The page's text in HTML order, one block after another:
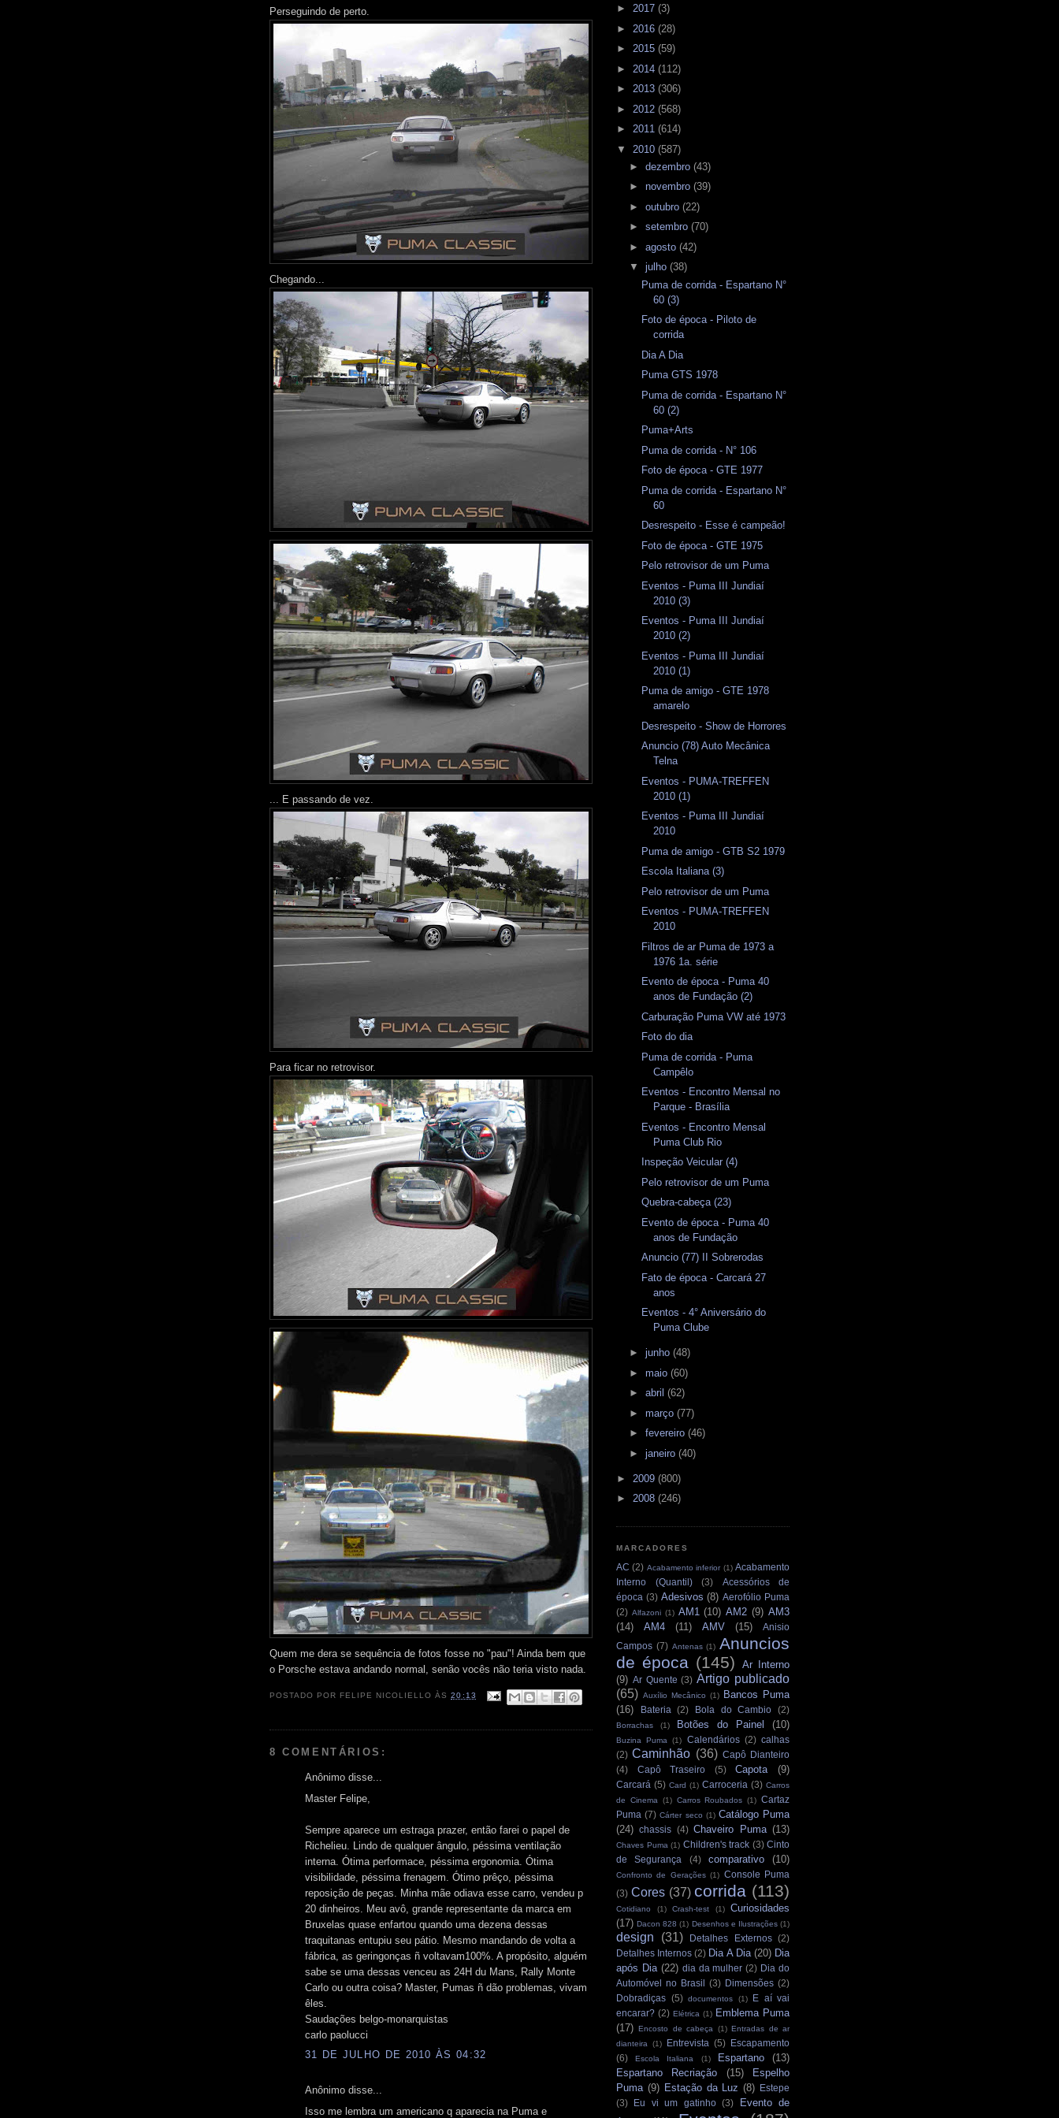
Perseguindo de perto.
Chegando...
... E passando de vez.
Para ficar no retrovisor.
Quem me dera se sequência de fotos fosse no "pau"! Ainda bem que
o Porsche estava andando normal, senão vocês não teria visto nada.
POSTADO POR FELIPE NICOLIELLO ÀS20:13
8 COMENTÁRIOS:
Anônimo disse...
Master Felipe,
Sempre aparece um estraga prazer, então farei o papel de
Richelieu. Lindo de qualquer ângulo, péssima ventilação
interna. Ótima performace, péssima ergonomia. Ótima
visibilidade, péssima frenagem. Ótimo prêço, péssima
reposição de peças. Minha mãe odiava esse carro, vendeu p
20 dinheiros. Meu avô, grande representante da marca em
Bruxelas quase enfartou quando uma dezena dessas
traquitanas entupiu seu pátio. Mesmo mandando de volta a
fábrica, as geringonças ñ voltavam100%. A propósito, alguém
sabe se uma dessas venceu as 24H du Mans, Rally Monte
Carlo ou outra coisa? Master, Pumas ñ dão problemas, vivam
êles.
Saudações belgo-monarquistas
carlo paolucci
31 DE JULHO DE 2010 ÀS 04:32
Anônimo disse...
Isso me lembra um americano q aparecia na Puma e
► 2017 (3)
► 2016 (28)
► 2015 (59)
► 2014 (112)
► 2013 (306)
► 2012 (568)
► 2011 (614)
▼ 2010 (587)
► dezembro (43)
► novembro (39)
► outubro (22)
► setembro (70)
► agosto (42)
▼ julho (38)
Puma de corrida - Espartano N°
60 (3)
Foto de época - Piloto de
corrida
Dia A Dia
Puma GTS 1978
Puma de corrida - Espartano N°
60 (2)
Puma+Arts
Puma de corrida - N° 106
Foto de época - GTE 1977
Puma de corrida - Espartano N°
60
Desrespeito - Esse é campeão!
Foto de época - GTE 1975
Pelo retrovisor de um Puma
Eventos - Puma III Jundiaí
2010 (3)
Eventos - Puma III Jundiaí
2010 (2)
Eventos - Puma III Jundiaí
2010 (1)
Puma de amigo - GTE 1978
amarelo
Desrespeito - Show de Horrores
Anuncio (78) Auto Mecânica
Telna
Eventos - PUMA-TREFFEN
2010 (1)
Eventos - Puma III Jundiaí
2010
Puma de amigo - GTB S2 1979
Escola Italiana (3)
Pelo retrovisor de um Puma
Eventos - PUMA-TREFFEN
2010
Filtros de ar Puma de 1973 a
1976 1a. série
Evento de época - Puma 40
anos de Fundação (2)
Carburação Puma VW até 1973
Foto do dia
Puma de corrida - Puma
Campêlo
Eventos - Encontro Mensal no
Parque - Brasília
Eventos - Encontro Mensal
Puma Club Rio
Inspeção Veicular (4)
Pelo retrovisor de um Puma
Quebra-cabeça (23)
Evento de época - Puma 40
anos de Fundação
Anuncio (77) II Sobrerodas
Fato de época - Carcará 27
anos
Eventos - 4° Aniversário do
Puma Clube
► junho (48)
► maio (60)
► abril (62)
► março (77)
► fevereiro (46)
► janeiro (40)
► 2009 (800)
► 2008 (246)
MARCADORES
AC (2) Acabamento inferior (1) Acabamento
Interno (Quantil)
(3)
Acessórios de
época (3) Adesivos (8) Aerofólio Puma
(2) Alfazoni (1) AM1 (10) AM2 (9) AM3
(14)
AM4 (11) AMV (15)
Anisio
Campos (7) Antenas (1) Anuncios
de época (145)
Ar Interno
(9) Ar Quente (3) Artigo publicado
(65) Auxílio Mecânico (1)
Bancos Puma
(16)
Bateria (2) Bola do Cambio (2)
Borrachas (1) Botões do Painel (10)
Buzina Puma (1) Calendários (2) calhas
(2) Caminhão (36) Capô Dianteiro
(4)
Capô Traseiro (5) Capota (9)
Carcará (5) Card (1) Carroceria (3) Carros
de Cinema (1) Carros Roubados (1) Cartaz
Puma (7) Cárter seco (1) Catálogo Puma
(24) chassis (4) Chaveiro Puma (13)
Chaves Puma (1) Children's track (3) Cinto
de Segurança
(4) comparativo (10)
Confronto de Gerações (1) Console Puma
(3) Cores (37) corrida (113)
Cotidiano (1) Crash-test (1)
Curiosidades
(17) Dacon 828 (1) Desenhos e Ilustrações (1)
design (31) Detalhes Externos (2)
Detalhes Internos (2) Dia A Dia (20) Dia
após Dia (22) dia da mulher (2) Dia do
Automóvel no Brasil
(3) Dimensões (2)
Dobradiças (5) documentos (1)
E aí vai
encarar? (2) Elétrica (1) Emblema Puma
(17) Encosto de cabeça (1) Entradas de ar
dianteira (1) Entrevista (5)
Escapamento
(6)
Escola Italiana (1) Espartano
(13)
Espartano Recriação
(15)
Espelho
Puma (9) Estação da Luz (8)
Estepe
(3)
Eu vi um gatinho (3)
Evento de